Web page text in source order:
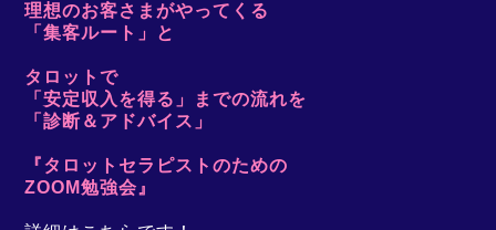
理想のお客さまがやってくる
「集客ルート」と
タロットで
「安定収入を得る」までの流れを
「診断＆アドバイス」
『タロットセラピストのための
ZOOM勉強会』